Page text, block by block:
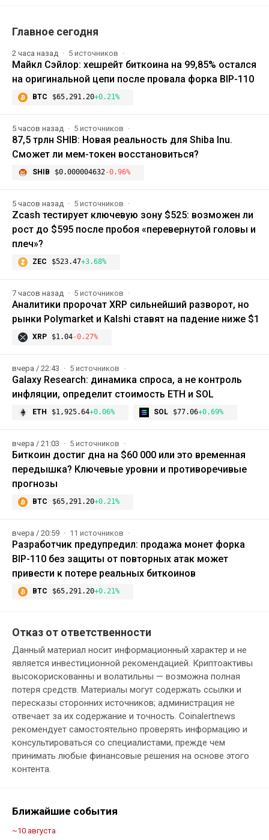
Главное сегодня
2 часа назад 5 источников
Майкл Сэйлор: хешрейт биткоина на 99,85% остался
на оригинальной цепи после провала форка BIP-110
BTC $65,291.20+0.21%
5 часов назад 5 источников
87,5 трлн SHIB: Новая реальность для Shiba Inu.
Сможет ли мем-токен восстановиться?
SHIB $0.000004632-0.96%
5 часов назад 5 источников
Zcash тестирует ключевую зону $525: возможен ли
рост до $595 после пробоя «перевернутой головы и
плеч»?
ZEC $523.47+3.68%
7 часов назад 5 источников
Аналитики пророчат XRP сильнейший разворот, но
рынки Polymarket и Kalshi ставят на падение ниже $1
XRP $1.04-0.27%
вчера / 22:43 5 источников
Galaxy Research: динамика спроса, а не контроль
инфляции, определит стоимость ETH и SOL
ETH $1,925.64+0.06% SOL $77.06+0.69%
вчера / 21:03 5 источников
Биткоин достиг дна на $60 000 или это временная
передышка? Ключевые уровни и противоречивые
прогнозы
BTC $65,291.20+0.21%
вчера / 20:59 11 источников
Разработчик предупредил: продажа монет форка
BIP-110 без защиты от повторных атак может
привести к потере реальных биткоинов
BTC $65,291.20+0.21%
Отказ от ответственности
Данный материал носит информационный характер и не
является инвестиционной рекомендацией. Криптоактивы
высокорискованны и волатильны — возможна полная
потеря средств. Материалы могут содержать ссылки и
пересказы сторонних источников; администрация не
отвечает за их содержание и точность. Coinalertnews
рекомендует самостоятельно проверять информацию и
консультироваться со специалистами, прежде чем
принимать любые финансовые решения на основе этого
контента.
Ближайшие события
~10 августа